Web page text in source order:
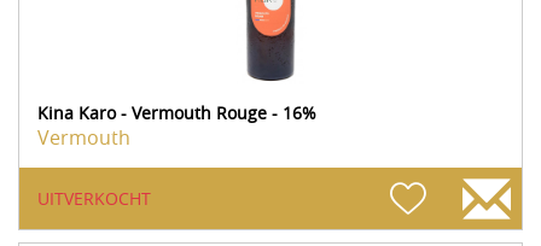
Kina Karo - Vermouth Rouge - 16%
Vermouth
UITVERKOCHT